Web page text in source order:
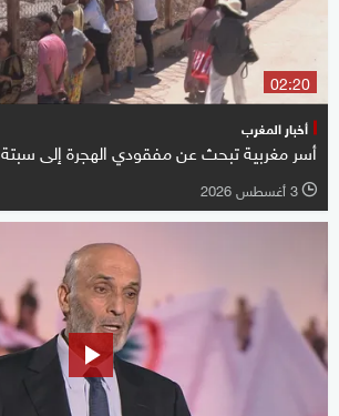
02:20
أخبار المغرب
أسر مغربية تبحث عن مفقودي الهجرة إلى سبتة
l 3 أغسطس 2026